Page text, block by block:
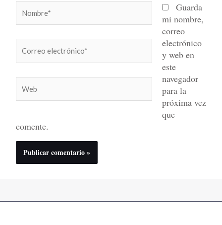
electrónico*
Guarda
mi nombre,
correo
electrónico
y web en
este
navegador
para la
próxima vez
que
comente.